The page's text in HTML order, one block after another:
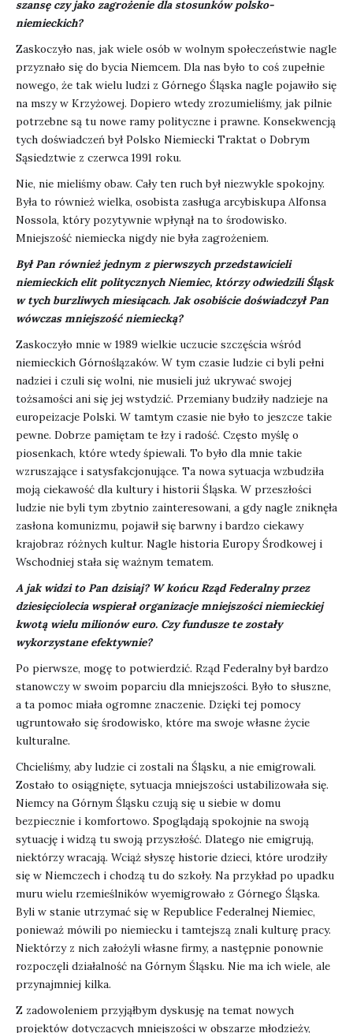
szansę czy jako zagrożenie dla stosunków polsko-
niemieckich?
Zaskoczyło nas, jak wiele osób w wolnym społeczeństwie nagle
przyznało się do bycia Niemcem. Dla nas było to coś zupełnie
nowego, że tak wielu ludzi z Górnego Śląska nagle pojawiło się
na mszy w Krzyżowej. Dopiero wtedy zrozumieliśmy, jak pilnie
potrzebne są tu nowe ramy polityczne i prawne. Konsekwencją
tych doświadczeń był Polsko Niemiecki Traktat o Dobrym
Sąsiedztwie z czerwca 1991 roku.
Nie, nie mieliśmy obaw. Cały ten ruch był niezwykle spokojny.
Była to również wielka, osobista zasługa arcybiskupa Alfonsa
Nossola, który pozytywnie wpłynął na to środowisko.
Mniejszość niemiecka nigdy nie była zagrożeniem.
Był Pan również jednym z pierwszych przedstawicieli
niemieckich elit politycznych Niemiec, którzy odwiedzili Śląsk
w tych burzliwych miesiącach. Jak osobiście doświadczył Pan
wówczas mniejszość niemiecką?
Zaskoczyło mnie w 1989 wielkie uczucie szczęścia wśród
niemieckich Górnoślązaków. W tym czasie ludzie ci byli pełni
nadziei i czuli się wolni, nie musieli już ukrywać swojej
tożsamości ani się jej wstydzić. Przemiany budziły nadzieje na
europeizacje Polski. W tamtym czasie nie było to jeszcze takie
pewne. Dobrze pamiętam te łzy i radość. Często myślę o
piosenkach, które wtedy śpiewali. To było dla mnie takie
wzruszające i satysfakcjonujące. Ta nowa sytuacja wzbudziła
moją ciekawość dla kultury i historii Śląska. W przeszłości
ludzie nie byli tym zbytnio zainteresowani, a gdy nagle zniknęła
zasłona komunizmu, pojawił się barwny i bardzo ciekawy
krajobraz różnych kultur. Nagle historia Europy Środkowej i
Wschodniej stała się ważnym tematem.
A jak widzi to Pan dzisiaj? W końcu Rząd Federalny przez
dziesięciolecia wspierał organizacje mniejszości niemieckiej
kwotą wielu milionów euro. Czy fundusze te zostały
wykorzystane efektywnie?
Po pierwsze, mogę to potwierdzić. Rząd Federalny był bardzo
stanowczy w swoim poparciu dla mniejszości. Było to słuszne,
a ta pomoc miała ogromne znaczenie. Dzięki tej pomocy
ugruntowało się środowisko, które ma swoje własne życie
kulturalne.
Chcieliśmy, aby ludzie ci zostali na Śląsku, a nie emigrowali.
Zostało to osiągnięte, sytuacja mniejszości ustabilizowała się.
Niemcy na Górnym Śląsku czują się u siebie w domu
bezpiecznie i komfortowo. Spoglądają spokojnie na swoją
sytuację i widzą tu swoją przyszłość. Dlatego nie emigrują,
niektórzy wracają. Wciąż słyszę historie dzieci, które urodziły
się w Niemczech i chodzą tu do szkoły. Na przykład po upadku
muru wielu rzemieślników wyemigrowało z Górnego Śląska.
Byli w stanie utrzymać się w Republice Federalnej Niemiec,
ponieważ mówili po niemiecku i tamtejszą znali kulturę pracy.
Niektórzy z nich założyli własne firmy, a następnie ponownie
rozpoczęli działalność na Górnym Śląsku. Nie ma ich wiele, ale
przynajmniej kilka.
Z zadowoleniem przyjąłbym dyskusję na temat nowych
projektów dotyczących mniejszości w obszarze młodzieży,